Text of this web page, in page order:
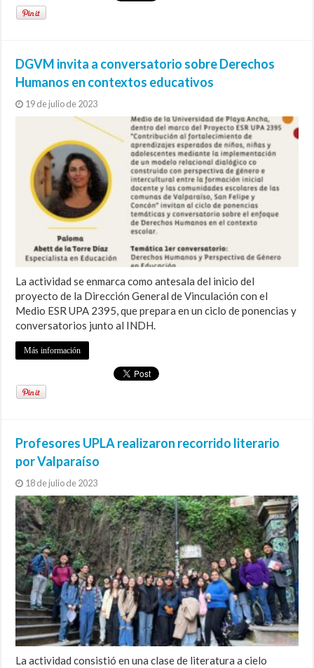
DGVM invita a conversatorio sobre Derechos
Humanos en contextos educativos
19 de julio de 2023
La actividad se enmarca como antesala del inicio del
proyecto de la Dirección General de Vinculación con el
Medio ESR UPA 2395, que prepara en un ciclo de ponencias y
conversatorios junto al INDH.
Más información
Profesores UPLA realizaron recorrido literario
por Valparaíso
18 de julio de 2023
La actividad consistió en una clase de literatura a cielo